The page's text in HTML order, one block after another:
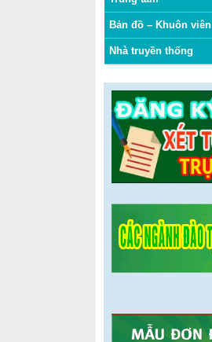
Bản đồ – Khuôn viên
Nhà truyền thống